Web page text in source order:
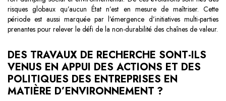
risques globaux qu’aucun État n’est en mesure de maîtriser. Cette
période est aussi marquée par l’émergence d’initiatives multi-parties
prenantes pour relever le défi de la non-durabilité des chaînes de valeur.
DES TRAVAUX DE RECHERCHE SONT-ILS
VENUS EN APPUI DES ACTIONS ET DES
POLITIQUES DES ENTREPRISES EN
MATIÈRE D’ENVIRONNEMENT ?